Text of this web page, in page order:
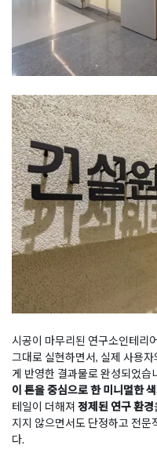
시공이 마무리된 연구소인테리
그대로 실현하면서, 실제 사용
게 반영한 결과물로 완성되었습
이 톤을 중심으로 한 미니멀한
테일이 더해져 정제된 연구 환경
지지 않으면서도 단정하고 전문
다.